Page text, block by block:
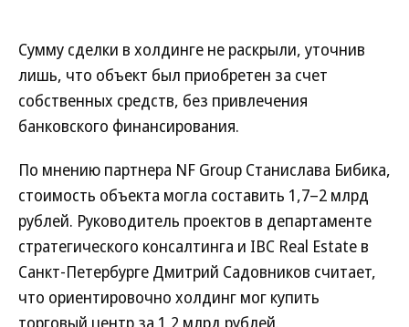
Сумму сделки в холдинге не раскрыли, уточнив
лишь, что объект был приобретен за счет
собственных средств, без привлечения
банковского финансирования.
По мнению партнера NF Group Станислава Бибика,
стоимость объекта могла составить 1,7–2 млрд
рублей. Руководитель проектов в департаменте
стратегического консалтинга и IBC Real Estate в
Санкт-Петербурге Дмитрий Садовников считает,
что ориентировочно холдинг мог купить
торговый центр за 1,2 млрд рублей.